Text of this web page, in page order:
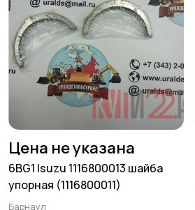
Цена не указана
6BG1 Isuzu 1116800013 шайба
упорная (1116800011)
Барнаул